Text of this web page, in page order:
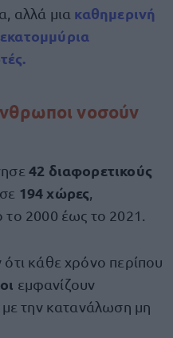
αλλά μια καθημερινή
νοσούν
42 διαφορετικούς
σε 194 χώρες
2000 έως το 2021.
κάθε χρόνο περίπου
εμφανίζουν
με την κατανάλωση μη